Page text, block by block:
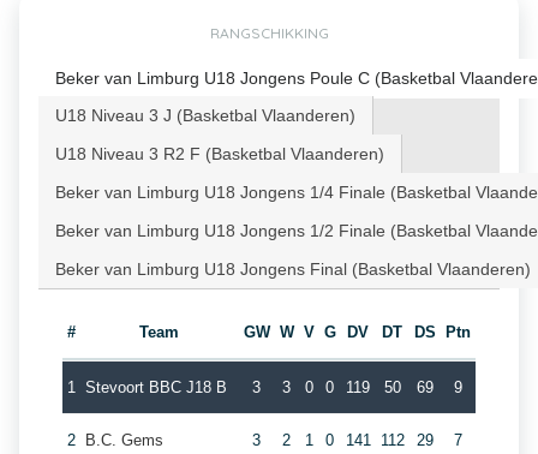
RANGSCHIKKING
Beker van Limburg U18 Jongens Poule C (Basketbal
U18 Niveau 3 J (Basketbal Vlaanderen)
U18 Niveau 3 R2 F (Basketbal Vlaanderen)
Beker van Limburg U18 Jongens 1/4 Finale (Basketbal
Beker van Limburg U18 Jongens 1/2 Finale (Basketbal
Beker van Limburg U18 Jongens Final (Basketbal Vlaanderen)
# Team GW W V G DV DT DS Ptn
1 Stevoort BBC J18 B 3 3 0 0 119 50 69 9
2 B.C. Gems 3 2 1 0 141 112 29 7